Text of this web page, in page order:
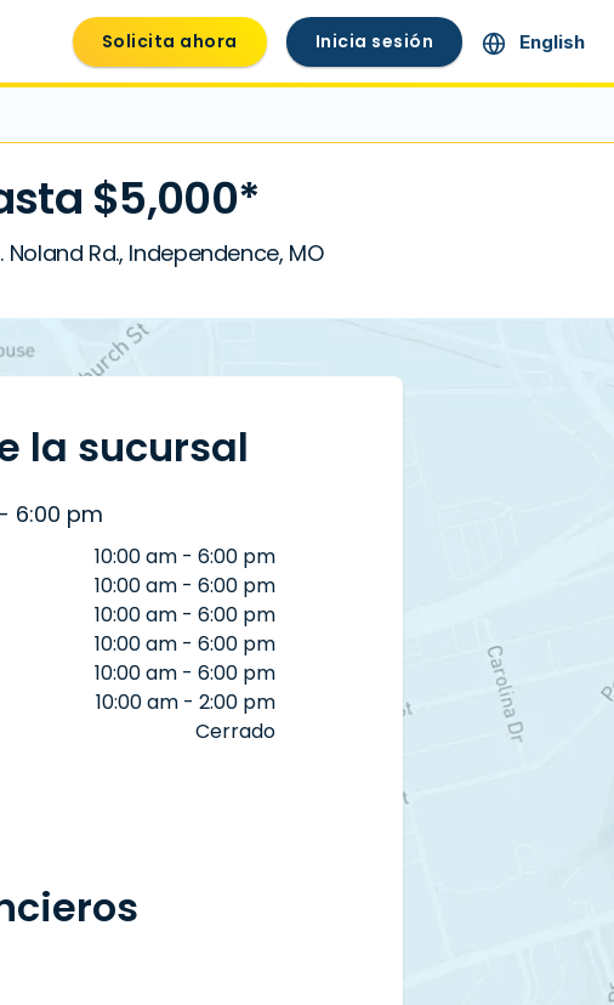
Solicita ahora Inicia sesión English
$5,000*
Rd., Independence, MO
la sucursal
6:00 pm
10:00 am - 6:00 pm
10:00 am - 6:00 pm
10:00 am - 6:00 pm
10:00 am - 6:00 pm
10:00 am - 6:00 pm
10:00 am - 2:00 pm
Cerrado